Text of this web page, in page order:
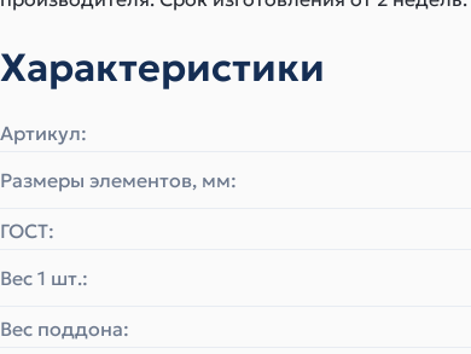
Характеристики
Артикул:
Размеры элементов, мм:
ГОСТ:
Вес 1 шт.:
Вес поддона: